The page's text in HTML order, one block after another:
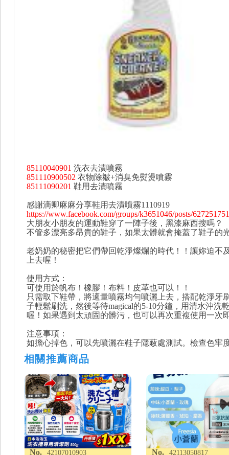
85110040901 洗衣去漬噴霧
851110900502 衣物除皺+消臭免熨燙噴霧
85111090201 鞋用去漬噴霧
感謝滴卿麻麻分享鞋用去漬噴霧1110919
https://www.facebook.com/groups/k3651046/posts/
大朋友小朋友的運動鞋穿了一陣子後，黑漆麻西搜嗎？
不管多漂亮多昂貴的鞋子，如果太髒就會掩蓋了鞋子的
老奶奶的秘密把它們帶回乾淨燦爛的時代！！讓妳迫不
上去喔！
使用方式：
可使用於帆布！橡膠！布料！皮革也可以！！
只需取下鞋帶，將適量噴霧均勻噴灑上去，搭配乾淨牙
子輕鬆刷洗，然後等待magical的5-10分鐘，用清水沖洗
喔！如果遇到太頑固的髒污，也可以再次重複使用一次
注意事項：
如擔心掉色，可以先噴灑在鞋子隱蔽處測試。檢查色牢
相關推薦商品
No. 42107010903 No. 42113050817